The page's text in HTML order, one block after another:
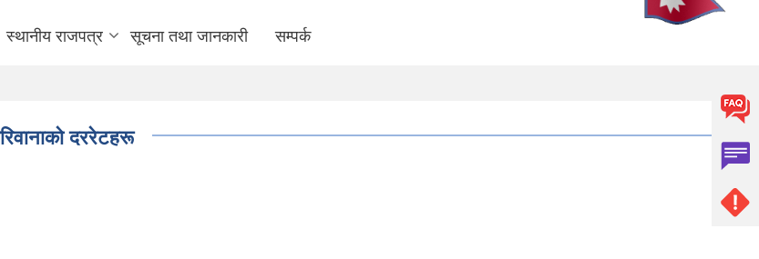
स्थानीय राजपत्र सूचना तथा जानकारी सम्पर्क
दररेटहरू